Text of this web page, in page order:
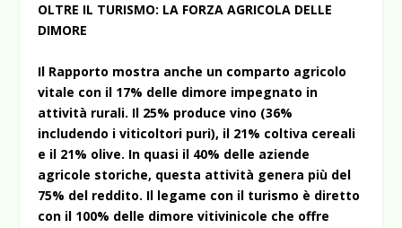
OLTRE IL TURISMO: LA FORZA AGRICOLA DELLE
DIMORE
Il Rapporto mostra anche un comparto agricolo
vitale con il 17% delle dimore impegnato in
attività rurali. Il 25% produce vino (36%
includendo i viticoltori puri), il 21% coltiva cereali
e il 21% olive. In quasi il 40% delle aziende
agricole storiche, questa attività genera più del
75% del reddito. Il legame con il turismo è diretto
con il 100% delle dimore vitivinicole che offre